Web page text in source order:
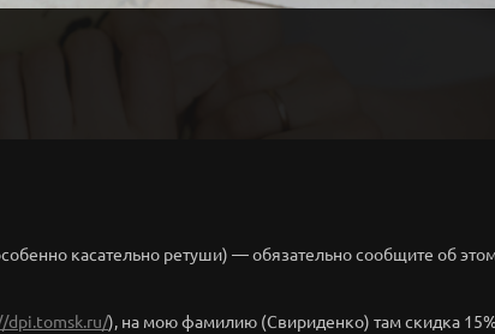
касательно ретуши) — обязательно сообщите об
dpi.tomsk.ru/), на мою фамилию (Свириденко) там скидка